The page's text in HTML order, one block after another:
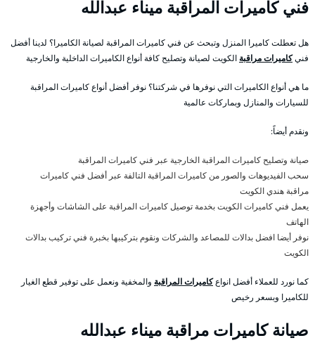
فني كاميرات المراقبة ميناء عبدالله
هل تعطلت كاميرا المنزل وتبحث عن فني كاميرات المراقبة لصيانة الكاميرا؟ لدينا أفضل
فنيكاميرات مراقبة الكويت لصيانة وتصليح كافة أنواع الكاميرات الداخلية والخارجية
ما هي أنواع الكاميرات التي نوفرها في شركتنا؟ نوفر أفضل أنواع كاميرات المراقبة
للسيارات والمنازل وبماركات عالمية
ونقدم أيضاً:
صيانة وتصليح كاميرات المراقبة الخارجية عبر فني كاميرات المراقبة
سحب الفيديوهات والصور من كاميرات المراقبة التالفة عبر أفضل فني كاميرات
مراقبة هندي الكويت
يعمل فني كاميرات الكويت بخدمة توصيل كاميرات المراقبة على الشاشات وأجهزة
الهاتف
نوفر أيضا افضل بدالات للمصاعد والشركات ونقوم بتركيبها بخبرة فني تركيب بدالات
الكويت
كما نورد للعملاء أفضل انواعكاميرات المراقبة والمخفية ونعمل على توفير قطع الغيار
للكاميرا وبسعر رخيص
صيانة كاميرات مراقبة ميناء عبدالله